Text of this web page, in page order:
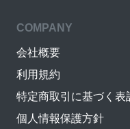
COMPANY
会社概要
利用規約
特定商取引に基づく表
個人情報保護方針